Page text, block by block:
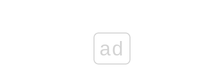
ad